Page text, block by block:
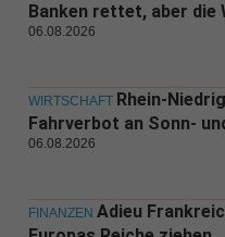
Banken rettet, aber
06.08.2026
WIRTSCHAFT Rhein-
Fahrverbot an Sonn-
06.08.2026
FINANZEN Adieu